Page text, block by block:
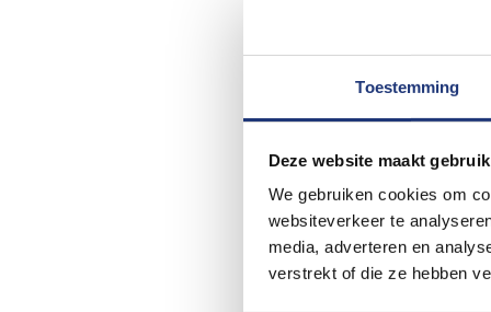
Toestemming
Deze website maakt
We gebruiken cookies om
websiteverkeer te
media, adverteren en
verstrekt of die ze hebben